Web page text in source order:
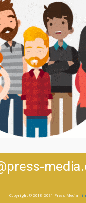
Copyright © 2018-2021 Press Media -